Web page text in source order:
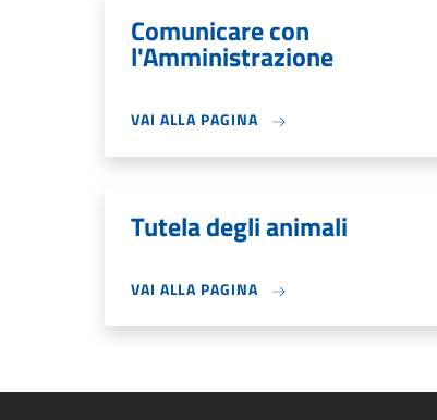
Comunicare con
l'Amministrazione
VAI ALLA PAGINA
Tutela degli animali
VAI ALLA PAGINA